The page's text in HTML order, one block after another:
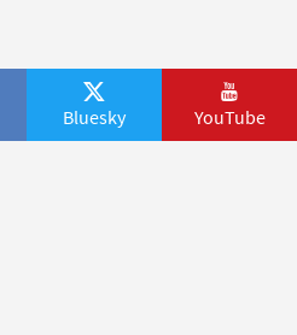
Bluesky YouTube